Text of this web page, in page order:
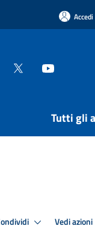
Tutti gli
Vedi azioni